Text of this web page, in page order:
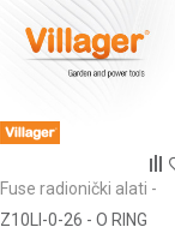
Fuse radionički alati -
Z10LI-0-26 - O RING